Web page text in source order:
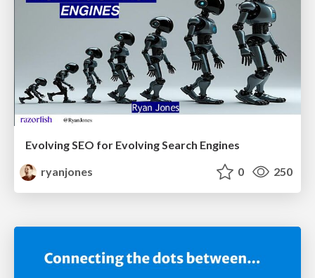
Evolving SEO for Evolving Search Engines
ryanjones
0 250